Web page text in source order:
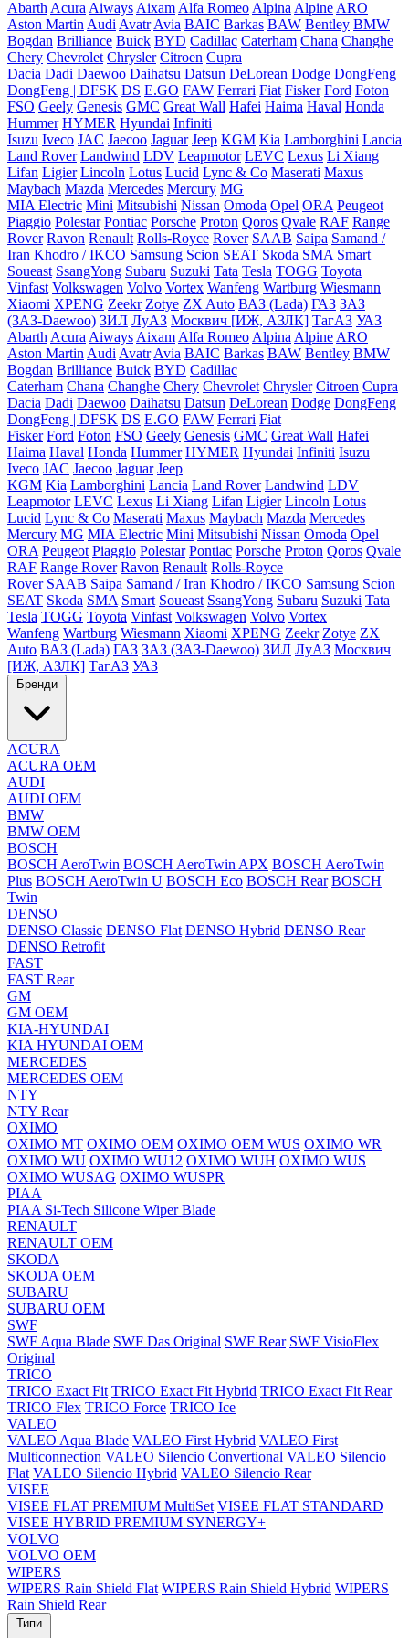
Abarth Acura Aiways Aixam Alfa Romeo Alpina Alpine ARO
Aston Martin Audi Avatr Avia BAIC Barkas BAW Bentley BMW
Bogdan Brilliance Buick BYD Cadillac Caterham Chana Changhe
Chery Chevrolet Chrysler Citroen Cupra
Dacia Dadi Daewoo Daihatsu Datsun DeLorean Dodge DongFeng
DongFeng | DFSK DS E.GO FAW Ferrari Fiat Fisker Ford Foton
FSO Geely Genesis GMC Great Wall Hafei Haima Haval Honda
Hummer HYMER Hyundai Infiniti
Isuzu Iveco JAC Jaecoo Jaguar Jeep KGM Kia Lamborghini Lancia
Land Rover Landwind LDV Leapmotor LEVC Lexus Li Xiang
Lifan Ligier Lincoln Lotus Lucid Lync & Co Maserati Maxus
Maybach Mazda Mercedes Mercury MG
MIA Electric Mini Mitsubishi Nissan Omoda Opel ORA Peugeot
Piaggio Polestar Pontiac Porsche Proton Qoros Qvale RAF Range
Rover Ravon Renault Rolls-Royce Rover SAAB Saipa Samand /
Iran Khodro / IKCO Samsung Scion SEAT Skoda SMA Smart
Soueast SsangYong Subaru Suzuki Tata Tesla TOGG Toyota
Vinfast Volkswagen Volvo Vortex Wanfeng Wartburg Wiesmann
Xiaomi XPENG Zeekr Zotye ZX Auto ВАЗ (Lada) ГАЗ ЗАЗ
(ЗАЗ-Daewoo) ЗИЛ ЛуАЗ Москвич [ИЖ, АЗЛК] ТагАЗ УАЗ
Abarth Acura Aiways Aixam Alfa Romeo Alpina Alpine ARO
Aston Martin Audi Avatr Avia BAIC Barkas BAW Bentley BMW
Bogdan Brilliance Buick BYD Cadillac
Caterham Chana Changhe Chery Chevrolet Chrysler Citroen Cupra
Dacia Dadi Daewoo Daihatsu Datsun DeLorean Dodge DongFeng
DongFeng | DFSK DS E.GO FAW Ferrari Fiat
Fisker Ford Foton FSO Geely Genesis GMC Great Wall Hafei
Haima Haval Honda Hummer HYMER Hyundai Infiniti Isuzu
Iveco JAC Jaecoo Jaguar Jeep
KGM Kia Lamborghini Lancia Land Rover Landwind LDV
Leapmotor LEVC Lexus Li Xiang Lifan Ligier Lincoln Lotus
Lucid Lync & Co Maserati Maxus Maybach Mazda Mercedes
Mercury MG MIA Electric Mini Mitsubishi Nissan Omoda Opel
ORA Peugeot Piaggio Polestar Pontiac Porsche Proton Qoros Qvale
RAF Range Rover Ravon Renault Rolls-Royce
Rover SAAB Saipa Samand / Iran Khodro / IKCO Samsung Scion
SEAT Skoda SMA Smart Soueast SsangYong Subaru Suzuki Tata
Tesla TOGG Toyota Vinfast Volkswagen Volvo Vortex
Wanfeng Wartburg Wiesmann Xiaomi XPENG Zeekr Zotye ZX
Auto ВАЗ (Lada) ГАЗ ЗАЗ (ЗАЗ-Daewoo) ЗИЛ ЛуАЗ Москвич
[ИЖ, АЗЛК] ТагАЗ УАЗ
Бренди
ACURA
ACURA OEM
AUDI
AUDI OEM
BMW
BMW OEM
BOSCH
BOSCH AeroTwin BOSCH AeroTwin APX BOSCH AeroTwin
Plus BOSCH AeroTwin U BOSCH Eco BOSCH Rear BOSCH
Twin
DENSO
DENSO Classic DENSO Flat DENSO Hybrid DENSO Rear
DENSO Retrofit
FAST
FAST Rear
GM
GM OEM
KIA-HYUNDAI
KIA HYUNDAI OEM
MERCEDES
MERCEDES OEM
NTY
NTY Rear
OXIMO
OXIMO MT OXIMO OEM OXIMO OEM WUS OXIMO WR
OXIMO WU OXIMO WU12 OXIMO WUH OXIMO WUS
OXIMO WUSAG OXIMO WUSPR
PIAA
PIAA Si-Tech Silicone Wiper Blade
RENAULT
RENAULT OEM
SKODA
SKODA OEM
SUBARU
SUBARU OEM
SWF
SWF Aqua Blade SWF Das Original SWF Rear SWF VisioFlex
Original
TRICO
TRICO Exact Fit TRICO Exact Fit Hybrid TRICO Exact Fit Rear
TRICO Flex TRICO Force TRICO Ice
VALEO
VALEO Aqua Blade VALEO First Hybrid VALEO First
Multiconnection VALEO Silencio Convertional VALEO Silencio
Flat VALEO Silencio Hybrid VALEO Silencio Rear
VISEE
VISEE FLAT PREMIUM MultiSet VISEE FLAT STANDARD
VISEE HYBRID PREMIUM SYNERGY+
VOLVO
VOLVO OEM
WIPERS
WIPERS Rain Shield Flat WIPERS Rain Shield Hybrid WIPERS
Rain Shield Rear
Типи